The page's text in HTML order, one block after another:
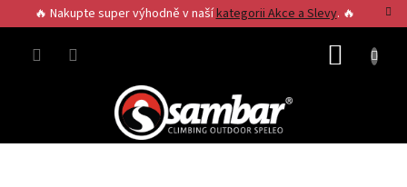
na
obsah
🔥 Nakupte super výhodně v našíkategorii Akce a Slevy. 🔥